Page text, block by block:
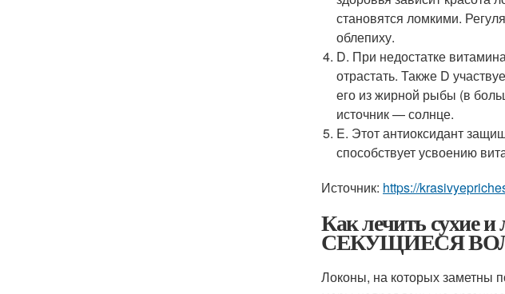
становятся ломкими.
облепиху.
D. При недостатке
отрастать. Также D
его из жирной рыбы (в
источник — солнце.
E. Этот антиоксидант
способствует усвоению
Источник: https://
Как лечить сухие
СЕКУЩИЕСЯ
Локоны, на которых заметны